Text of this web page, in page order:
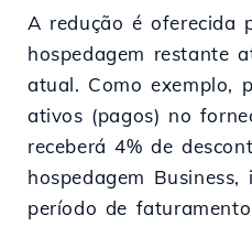
A redução é oferecida
hospedagem restante
atual. Como exemplo,
ativos (pagos) no
receberá 4% de
hospedagem
período de